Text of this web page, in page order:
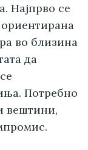
Најпрво се
во близина
да
Потребно
вештини,